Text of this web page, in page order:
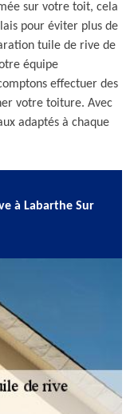
sur votre toit, cela
pour éviter plus de
tuile de rive de
équipe
effectuer des
votre toiture. Avec
adaptés à chaque
à Labarthe Sur